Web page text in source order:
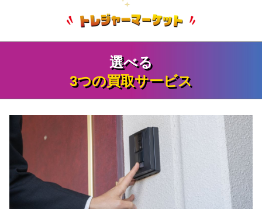
選べる
3つの買取サービス